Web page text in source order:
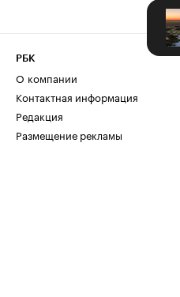
РБК
О компании
Контактная информация
Редакция
Размещение рекламы